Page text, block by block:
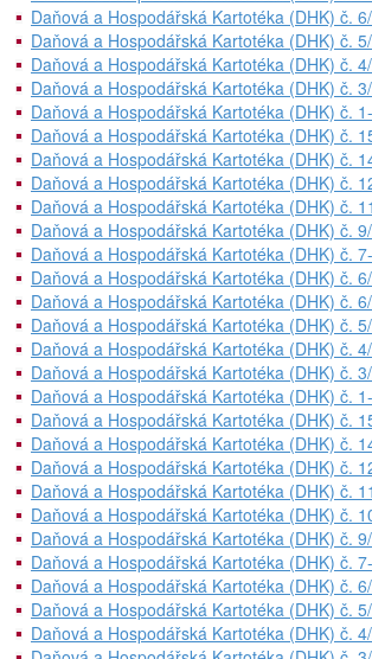
Daňová a Hospodářská Kartotéka (DHK) č.
Daňová a Hospodářská Kartotéka (DHK) č.
Daňová a Hospodářská Kartotéka (DHK) č.
Daňová a Hospodářská Kartotéka (DHK) č.
Daňová a Hospodářská Kartotéka (DHK) č.
Daňová a Hospodářská Kartotéka (DHK) č.
Daňová a Hospodářská Kartotéka (DHK) č.
Daňová a Hospodářská Kartotéka (DHK) č.
Daňová a Hospodářská Kartotéka (DHK) č.
Daňová a Hospodářská Kartotéka (DHK) č.
Daňová a Hospodářská Kartotéka (DHK) č.
Daňová a Hospodářská Kartotéka (DHK) č.
Daňová a Hospodářská Kartotéka (DHK) č.
Daňová a Hospodářská Kartotéka (DHK) č.
Daňová a Hospodářská Kartotéka (DHK) č.
Daňová a Hospodářská Kartotéka (DHK) č.
Daňová a Hospodářská Kartotéka (DHK) č.
Daňová a Hospodářská Kartotéka (DHK) č.
Daňová a Hospodářská Kartotéka (DHK) č.
Daňová a Hospodářská Kartotéka (DHK) č.
Daňová a Hospodářská Kartotéka (DHK) č.
Daňová a Hospodářská Kartotéka (DHK) č.
Daňová a Hospodářská Kartotéka (DHK) č.
Daňová a Hospodářská Kartotéka (DHK) č.
Daňová a Hospodářská Kartotéka (DHK) č.
Daňová a Hospodářská Kartotéka (DHK) č.
Daňová a Hospodářská Kartotéka (DHK) č.